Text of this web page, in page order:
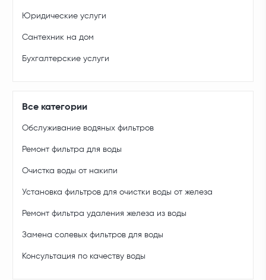
Юридические услуги
Сантехник на дом
Бухгалтерские услуги
Все категории
Обслуживание водяных фильтров
Ремонт фильтра для воды
Очистка воды от накипи
Установка фильтров для очистки воды от железа
Ремонт фильтра удаления железа из воды
Замена солевых фильтров для воды
Консультация по качеству воды